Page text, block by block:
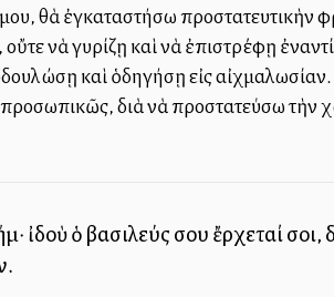
θὰ ἐγκαταστήσω προστατευτικὴν
νὰ γυρίζῃ καὶ νὰ ἐπιστρέφῃ
καὶ ὁδηγήσῃ εἰς αἰχμαλωσίαν.
διὰ νὰ προστατεύσω τὴν
ὁ βασιλεύς σου ἔρχεταί σοι,